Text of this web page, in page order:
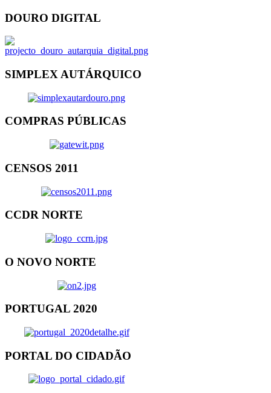
DOURO DIGITAL
SIMPLEX AUTÁRQUICO
COMPRAS PÚBLICAS
CENSOS 2011
CCDR NORTE
O NOVO NORTE
PORTUGAL 2020
PORTAL DO CIDADÃO